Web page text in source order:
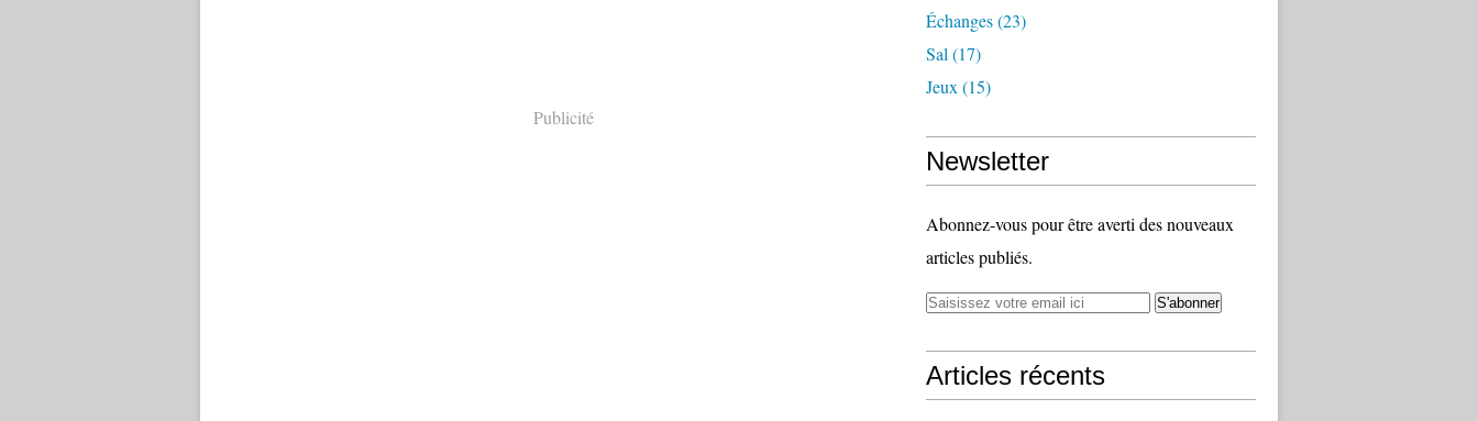
Publicité
Échanges(23)
Sal (17)
Jeux (15)
Newsletter
Abonnez-vous pour être averti des nouveaux
articles publiés.
Articles récents